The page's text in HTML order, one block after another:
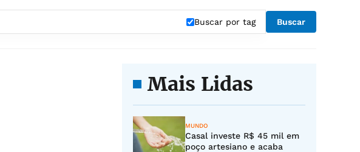
Buscar por tag Buscar
Mais Lidas
MUNDO
Casal investe R$ 45 mil em
poço artesiano e acaba